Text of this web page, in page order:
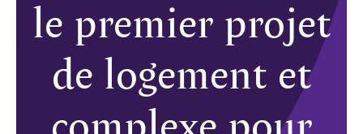
le premier projet
de logement et